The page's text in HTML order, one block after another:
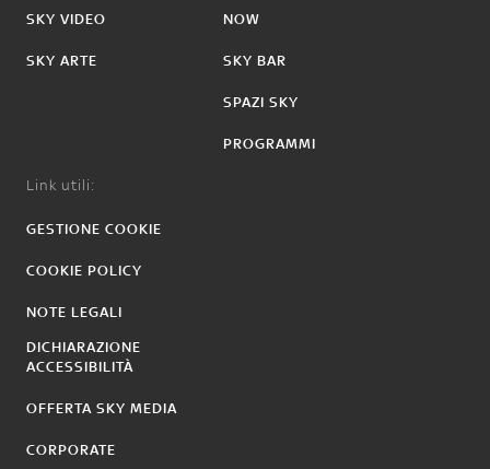
SKY VIDEO
SKY ARTE
NOW
SKY BAR
SPAZI SKY
PROGRAMMI
Link utili:
GESTIONE COOKIE
COOKIE POLICY
NOTE LEGALI
DICHIARAZIONE
ACCESSIBILITÀ
OFFERTA SKY MEDIA
CORPORATE